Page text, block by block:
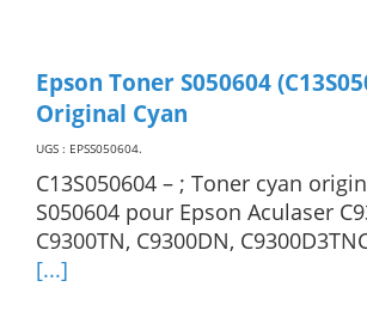
Epson Toner S050604
Original Cyan
UGS : EPSS050604.
C13S050604 – ; Toner cyan
S050604 pour Epson Aculaser
C9300TN, C9300DN,
[...]